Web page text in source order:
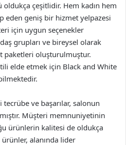
çeşitlidir. Hem kadın hem
eden geniş bir hizmet yelpazesi
için uygun seçenekler
grupları ve bireysel olarak
paketleri oluşturulmuştur.
elde etmek için Black and White
tecrübe ve başarılar, salonun
Müşteri memnuniyetinin
ürünlerin kalitesi de oldukça
alanında lider